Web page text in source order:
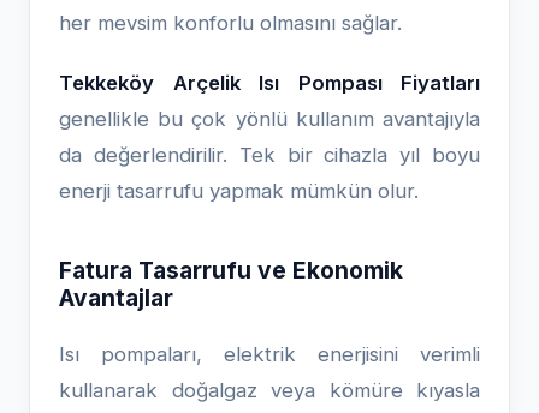
her mevsim konforlu olmasını sağlar.
Tekkeköy Arçelik Isı Pompası Fiyatları
genellikle bu çok yönlü kullanım avantajıyla
da değerlendirilir. Tek bir cihazla yıl boyu
enerji tasarrufu yapmak mümkün olur.
Fatura Tasarrufu ve Ekonomik
Avantajlar
Isı pompaları, elektrik enerjisini verimli
kullanarak doğalgaz veya kömüre kıyasla